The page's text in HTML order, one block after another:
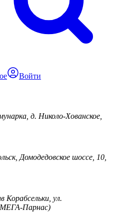
Войти
д. Николо-Хованское,
Домодедовское шоссе, 10,
Корабсельки, ул.
МЕГА-Парнас)